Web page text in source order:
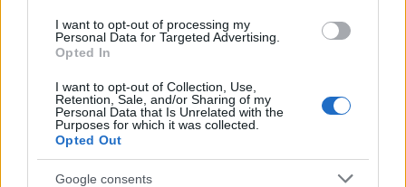
I want to opt-out of processing my
Personal Data for Targeted Advertising.
Opted In
I want to opt-out of Collection, Use,
Retention, Sale, and/or Sharing of my
Personal Data that Is Unrelated with the
Purposes for which it was collected.
Opted Out
Google consents
Europei degli sport acquatici, ciclismo e tennis: il
palinsesto sportivo del 3 agosto
2 Lara Gut: stipendio e patrimonio della sciatrice